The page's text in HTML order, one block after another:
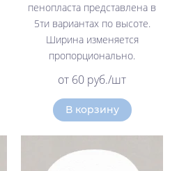
пенопласта представлена в
5ти вариантах по высоте.
Ширина изменяется
пропорционально.
от 60 руб./шт
В корзину